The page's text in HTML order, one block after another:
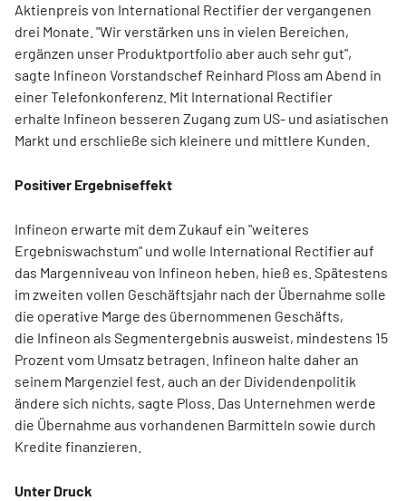
Aktienpreis von International Rectifier der vergangenen
drei Monate. "Wir verstärken uns in vielen Bereichen,
ergänzen unser Produktportfolio aber auch sehr gut",
sagte Infineon Vorstandschef Reinhard Ploss am Abend in
einer Telefonkonferenz. Mit International Rectifier
erhalte Infineon besseren Zugang zum US- und asiatischen
Markt und erschließe sich kleinere und mittlere Kunden.
Positiver Ergebniseffekt
Infineon erwarte mit dem Zukauf ein "weiteres
Ergebniswachstum" und wolle International Rectifier auf
das Margenniveau von Infineon heben, hieß es. Spätestens
im zweiten vollen Geschäftsjahr nach der Übernahme solle
die operative Marge des übernommenen Geschäfts,
die Infineon als Segmentergebnis ausweist, mindestens 15
Prozent vom Umsatz betragen. Infineon halte daher an
seinem Margenziel fest, auch an der Dividendenpolitik
ändere sich nichts, sagte Ploss. Das Unternehmen werde
die Übernahme aus vorhandenen Barmitteln sowie durch
Kredite finanzieren.
Unter Druck